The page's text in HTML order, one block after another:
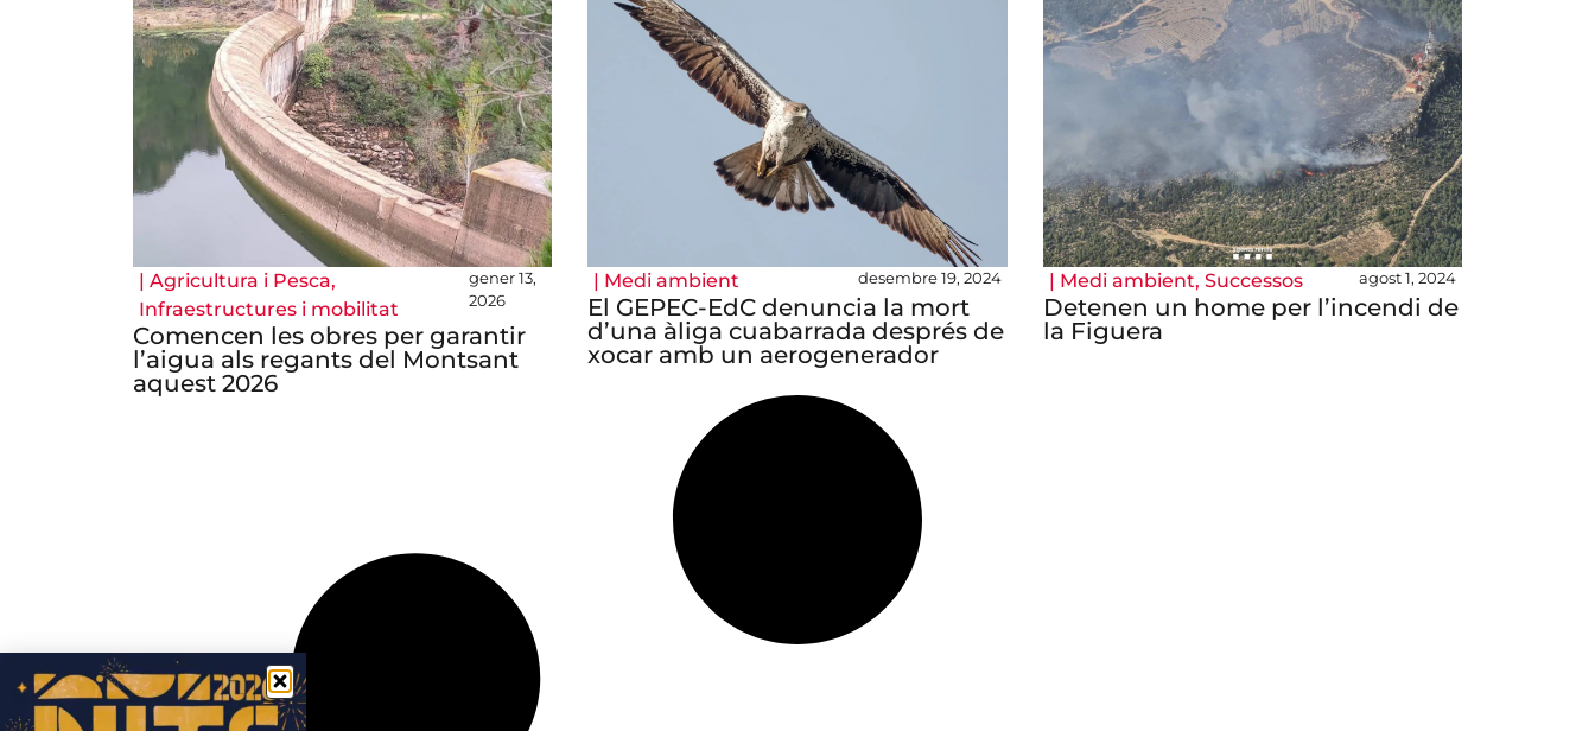
| Agricultura i Pesca,
Infraestructures i mobilitat
gener 13,
2026
Comencen les obres per garantir
l’aigua als regants del Montsant
aquest 2026
| Medi ambient desembre 19, 2024
El GEPEC-EdC denuncia la mort
d’una àliga cuabarrada després de
xocar amb un aerogenerador
| Medi ambient, Successos agost 1, 2024
Detenen un home per l’incendi de
la Figuera